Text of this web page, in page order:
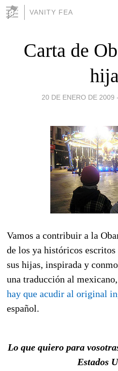
VANITY FEA
Carta de
20 DE ENERO DE 2009
Vamos a contribuir a la
de los ya históricos escritos
sus hijas, inspirada y
una traducción al
hay que acudir al original
español.
Lo que quiero para
Estados